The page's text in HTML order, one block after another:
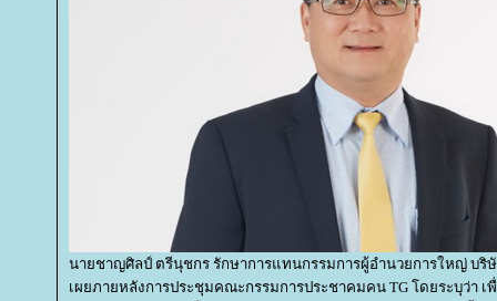
นายชาญศิลป์ ตรีนุชกร รักษาการแทนกรรมการผู้อำนวยการใหญ่ บริ
เผยภายหลังการประชุมคณะกรรมการประชาคมคน TG โดยระบุว่า เ